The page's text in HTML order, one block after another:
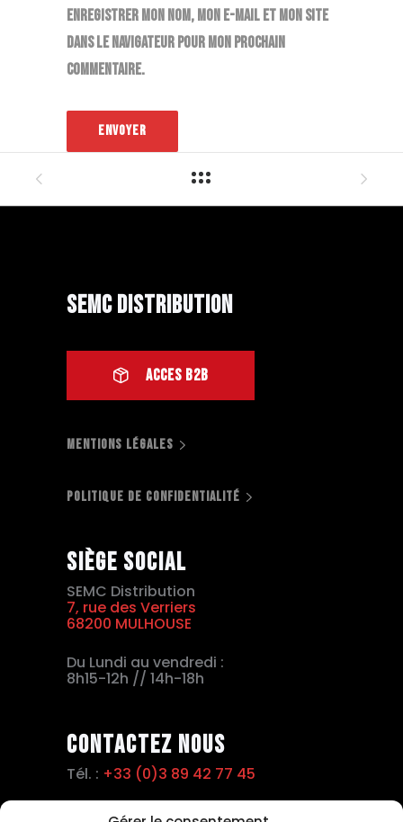
Enregistrer mon nom, mon e-mail et mon site
dans le navigateur pour mon prochain
commentaire.
SEMC Distribution
ACCES B2B
MENTIONS LÉGALES
POLITIQUE DE CONFIDENTIALITÉ
Siège social
SEMC Distribution
7, rue des Verriers
68200 MULHOUSE
Du Lundi au vendredi :
8h15-12h // 14h-18h
Contactez nous
Tél. : +33 (0)3 89 42 77 45
+33 (0)3 89 42 15 63